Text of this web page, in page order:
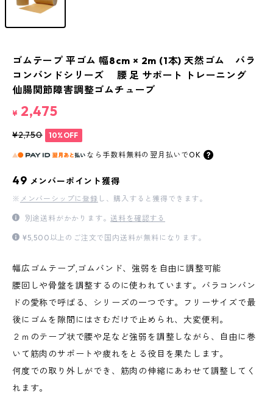
ゴムテープ 平ゴム 幅8cm × 2m (1本) 天然ゴム バラ
コンバンドシリーズ 腰 足 サポート トレーニング
仙腸関節障害調整ゴムチューブ
¥ 2,475
¥2,750 10%OFF
なら 手数料無料の 翌月払いでOK
49 メンバーポイント獲得
※ メンバーシップに登録 し、購入すると獲得できます。
別途送料がかかります。送料を確認する
¥5,500以上のご注文で国内送料が無料になります。
幅広ゴムテープ,ゴムバンド、強弱を自由に調整可能
腰回しや骨盤を調整するのに使われています。バラコンバン
ドの愛称で呼ばる、シリーズの一つです。フリーサイズで最
後にゴムを隙間にはさむだけで止められ、大変便利。
２ｍのテープ状で腰や足など強弱を調整しながら、自由に巻
いて筋肉のサポートや疲れをとる役目を果たします。
何度での取り外しができ、筋肉の伸縮にあわせて調整してく
れます。